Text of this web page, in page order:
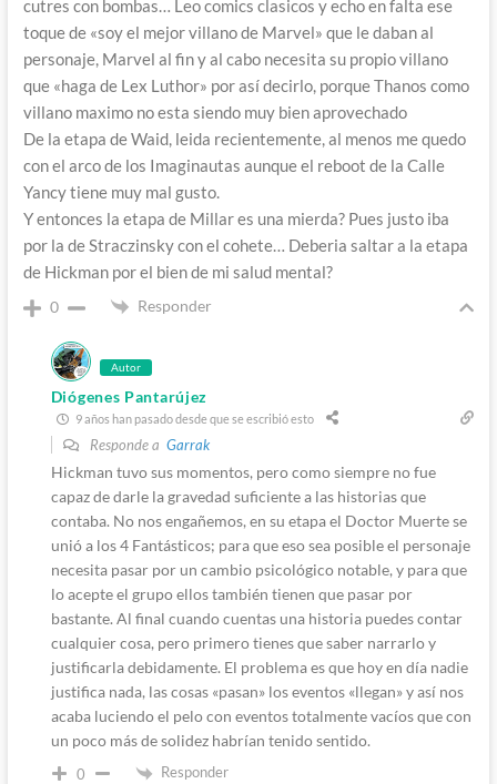
cutres con bombas… Leo comics clasicos y echo en falta ese
toque de «soy el mejor villano de Marvel» que le daban al
personaje, Marvel al fin y al cabo necesita su propio villano
que «haga de Lex Luthor» por así decirlo, porque Thanos como
villano maximo no esta siendo muy bien aprovechado
De la etapa de Waid, leida recientemente, al menos me quedo
con el arco de los Imaginautas aunque el reboot de la Calle
Yancy tiene muy mal gusto.
Y entonces la etapa de Millar es una mierda? Pues justo iba
por la de Straczinsky con el cohete… Deberia saltar a la etapa
de Hickman por el bien de mi salud mental?
0 Responder
Autor
Diógenes Pantarújez
9 años han pasado desde que se escribió esto
Responde a Garrak
Hickman tuvo sus momentos, pero como siempre no fue
capaz de darle la gravedad suficiente a las historias que
contaba. No nos engañemos, en su etapa el Doctor Muerte se
unió a los 4 Fantásticos; para que eso sea posible el personaje
necesita pasar por un cambio psicológico notable, y para que
lo acepte el grupo ellos también tienen que pasar por
bastante. Al final cuando cuentas una historia puedes contar
cualquier cosa, pero primero tienes que saber narrarlo y
justificarla debidamente. El problema es que hoy en día nadie
justifica nada, las cosas «pasan» los eventos «llegan» y así nos
acaba luciendo el pelo con eventos totalmente vacíos que con
un poco más de solidez habrían tenido sentido.
0 Responder